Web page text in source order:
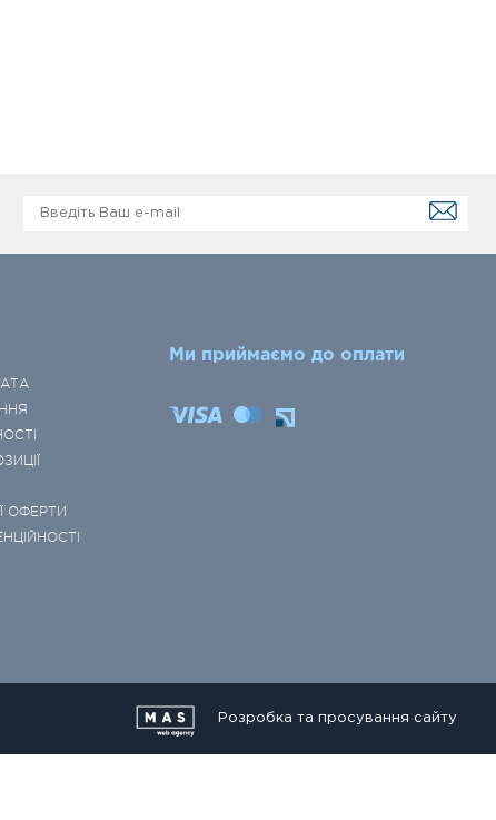
ОФЕРТИ
Ми приймаємо до оплати
Розробка та просування сайту